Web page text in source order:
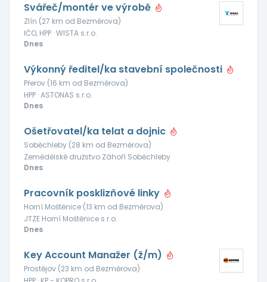
Svářeč/montér ve výrobě
Zlín (27 km od Bezměrova)
IČO, HPP · WISTA s.r.o.
Dnes
Výkonný ředitel/ka stavební společnosti
Přerov (16 km od Bezměrova)
HPP · ASTONAS s.r.o.
Dnes
Ošetřovatel/ka telat a dojnic
Soběchleby (28 km od Bezměrova)
Zemědělské družstvo Záhoří Soběchleby
Dnes
Pracovník posklizňové linky
Horní Moštěnice (13 km od Bezměrova)
JTZE Horní Moštěnice s.r.o.
Dnes
Key Account Manažer (ž/m)
Prostějov (23 km od Bezměrova)